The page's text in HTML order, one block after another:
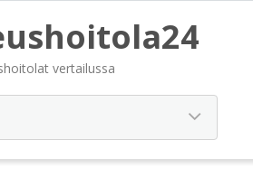
vertailussa